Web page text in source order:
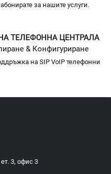
за нашите услуги.
ТЕЛЕФОННА ЦЕНТРАЛА
& Конфигуриране
на SIP VoIP телефонни
3, офис 3